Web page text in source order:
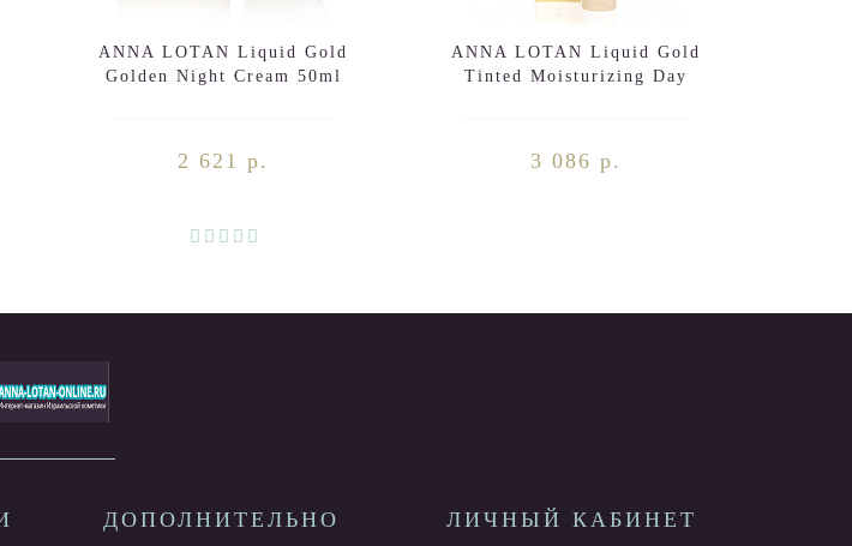
ANNA LOTAN Liquid Gold
Golden Night Cream 50ml
2 621 р.
ANNA LOTAN Liquid Gold
Tinted Moisturizing Day
3 086 р.
ДОПОЛНИТЕЛЬНО ЛИЧНЫЙ КАБИНЕТ